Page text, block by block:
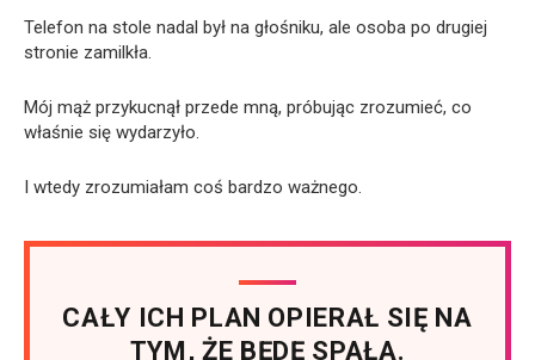
Telefon na stole nadal był na głośniku, ale osoba po drugiej
stronie zamilkła.
Mój mąż przykucnął przede mną, próbując zrozumieć, co
właśnie się wydarzyło.
I wtedy zrozumiałam coś bardzo ważnego.
CAŁY ICH PLAN OPIERAŁ SIĘ NA
TYM, ŻE BĘDĘ SPAŁA.